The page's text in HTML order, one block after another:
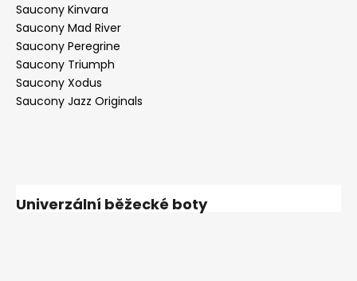
Saucony Kinvara
Saucony Mad River
Saucony Peregrine
Saucony Triumph
Saucony Xodus
Saucony Jazz Originals
Univerzální běžecké boty